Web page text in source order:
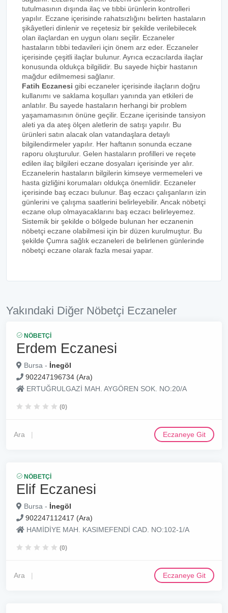
tutulmasının dışında ilaç ve tıbbi ürünlerin kontrolleri
yapılır. Eczane içerisinde rahatsızlığını belirten hastaların
şikâyetleri dinlenir ve reçetesiz bir şekilde verilebilecek
olan ilaçlardan en uygun olanı seçilir. Eczaneler
hastaların tıbbi tedavileri için önem arz eder. Eczaneler
içerisinde çeşitli ilaçlar bulunur. Ayrıca eczacılarda ilaçlar
konusunda oldukça bilgilidir. Bu sayede hiçbir hastanın
mağdur edilmemesi sağlanır.
Fatih Eczanesi gibi eczaneler içerisinde ilaçların doğru
kullanımı ve saklama koşulları yanında yan etkileri de
anlatılır. Bu sayede hastaların herhangi bir problem
yaşamamasının önüne geçilir. Eczane içerisinde tansiyon
aleti ya da ateş ölçen aletlerin de satışı yapılır. Bu
ürünleri satın alacak olan vatandaşlara detaylı
bilgilendirmeler yapılır. Her haftanın sonunda eczane
raporu oluşturulur. Gelen hastaların profilleri ve reçete
edilen ilaç bilgileri eczane dosyaları içerisinde yer alır.
Eczanelerin hastaların bilgilerin kimseye vermemeleri ve
hasta gizliğini korumaları oldukça önemlidir. Eczaneler
içerisinde baş eczacı bulunur. Baş eczacı çalışanların izin
günlerini ve çalışma saatlerini belirleyebilir. Ancak nöbetçi
eczane olup olmayacaklarını baş eczacı belirleyemez.
Sistemik bir şekilde o bölgede bulunan her eczanenin
nöbetçi eczane olabilmesi için bir düzen kurulmuştur. Bu
şekilde Çumra sağlık eczaneleri de belirlenen günlerinde
nöbetçi eczane olarak fazla mesai yapar.
Yakındaki Diğer Nöbetçi Eczaneler
NÖBETÇI
Erdem Eczanesi
Bursa - İnegöl
902247196734 (Ara)
ERTUĞRULGAZİ MAH. AYGÖREN SOK. NO:20/A
(0)
Ara Eczaneye Git
NÖBETÇI
Elif Eczanesi
Bursa - İnegöl
902247112417 (Ara)
HAMİDİYE MAH. KASIMEFENDİ CAD. NO:102-1/A
(0)
Ara Eczaneye Git